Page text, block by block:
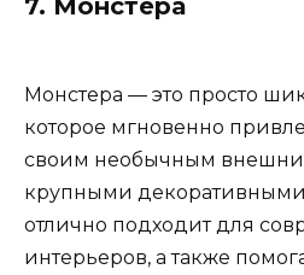
7. Монстера
Монстера — это просто
которое мгновенно
своим необычным
крупными
отлично подходит для
интерьеров, а также